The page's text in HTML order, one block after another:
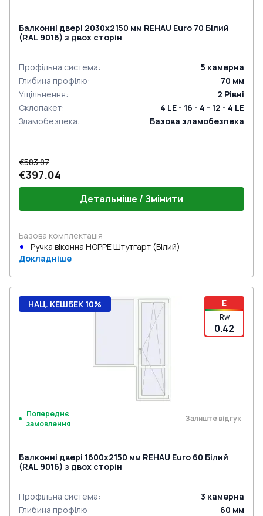
Балконні двері 2030x2150 мм REHAU Euro 70 Білий
(RAL 9016) з двох сторін
Профільна система: 5 камерна
Глибина профілю: 70 мм
Ущільнення: 2 Рівні
Склопакет:
4 LE - 16 - 4 - 12 - 4 LE
Зламобезпека: Базова зламобезпека
€583.87
€397.04
Детальніше / Змінити
Базова комплектація
Ручка віконна HOPPE Штутгарт (Білий)
Докладніше
E
Rw
0.42
НАЦ. КЕШБЕК 10%
Попереднє
замовлення
Залиште відгук
Балконні двері 1600x2150 мм REHAU Euro 60 Білий
(RAL 9016) з двох сторін
Профільна система: 3 камерна
Глибина профілю: 60 мм